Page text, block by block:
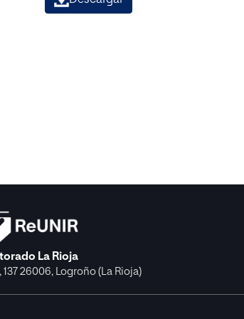
La Rioja
137 26006, Logroño (La Rioja)